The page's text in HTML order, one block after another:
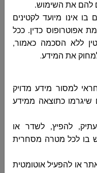
להם את השימוש.
אינו מיועד לקטינים
והסכמת אפוטרופוס כדין. ככל
ללא הסכמה כאמור,
את המידע.
למסור מידע מדויק
שיגרמו כתוצאה ממידע
להפיץ, לשדר או
בו לכל מטרה מסחרית
או להפעיל אוטומטית